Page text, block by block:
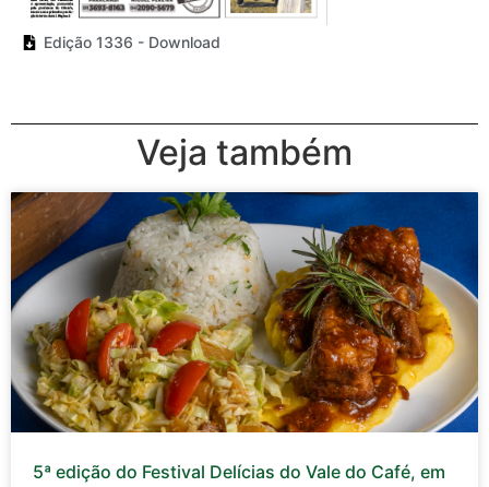
Edição 1336 - Download
Veja também
5ª edição do Festival Delícias do Vale do Café, em